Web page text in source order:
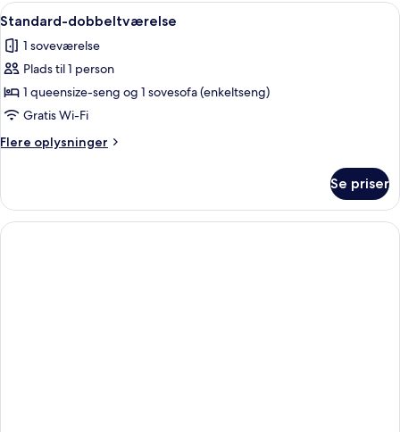
Indlæs
alle
billeder
af
Standard-
dobbeltværelse
Et hotelværelse med seng, bænk,
7
Standard-dobbeltværelse
1 soveværelse
Plads til 1 person
1 queensize-seng og 1 sovesofa (enkeltseng)
Gratis Wi-Fi
Flere oplysninger
Flere
dobbeltværelse
Se priser